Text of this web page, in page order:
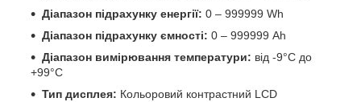
Діапазон підрахунку енергії: 0 – 999999 Wh
Діапазон підрахунку ємності: 0 – 999999 Ah
Діапазон вимірювання температури: від -9°C до
+99°C
Тип дисплея: Кольоровий контрастний LCD